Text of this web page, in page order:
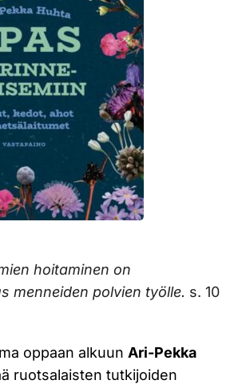
hoitaminen on
menneiden polvien työlle. s. 10
oppaan alkuun Ari-Pekka
ruotsalaisten tutkijoiden